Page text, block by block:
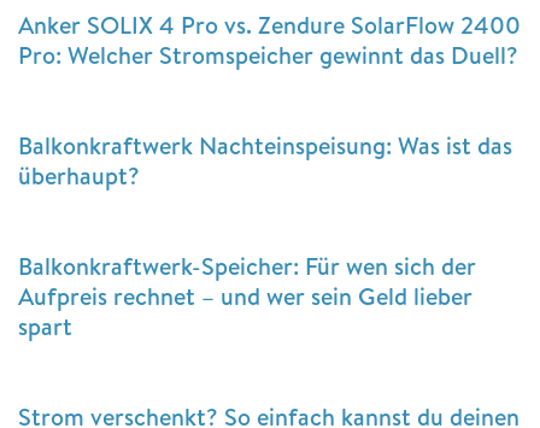
Anker SOLIX 4 Pro vs. Zendure SolarFlow 2400
Pro: Welcher Stromspeicher gewinnt das Duell?
Balkonkraftwerk Nachteinspeisung: Was ist das
überhaupt?
Balkonkraftwerk-Speicher: Für wen sich der
Aufpreis rechnet – und wer sein Geld lieber
spart
Strom verschenkt? So einfach kannst du deinen